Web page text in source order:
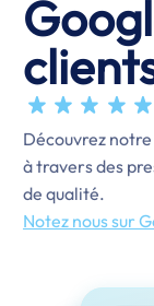
Découvrez
à travers des
de qualité.
Notez nous sur